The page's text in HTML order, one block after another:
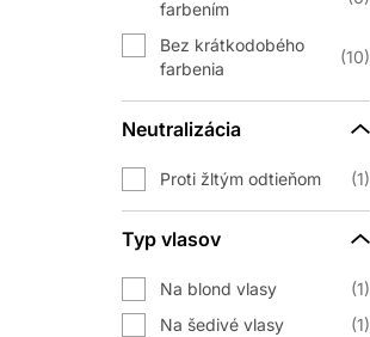
Objavte silu
kategórii
kvality
farbením
Bez krátkodobého
farbenia
10
Neutralizácia
Proti žltým odtieňom 1
Typ vlasov
Na blond vlasy
1
Na šedivé vlasy
1